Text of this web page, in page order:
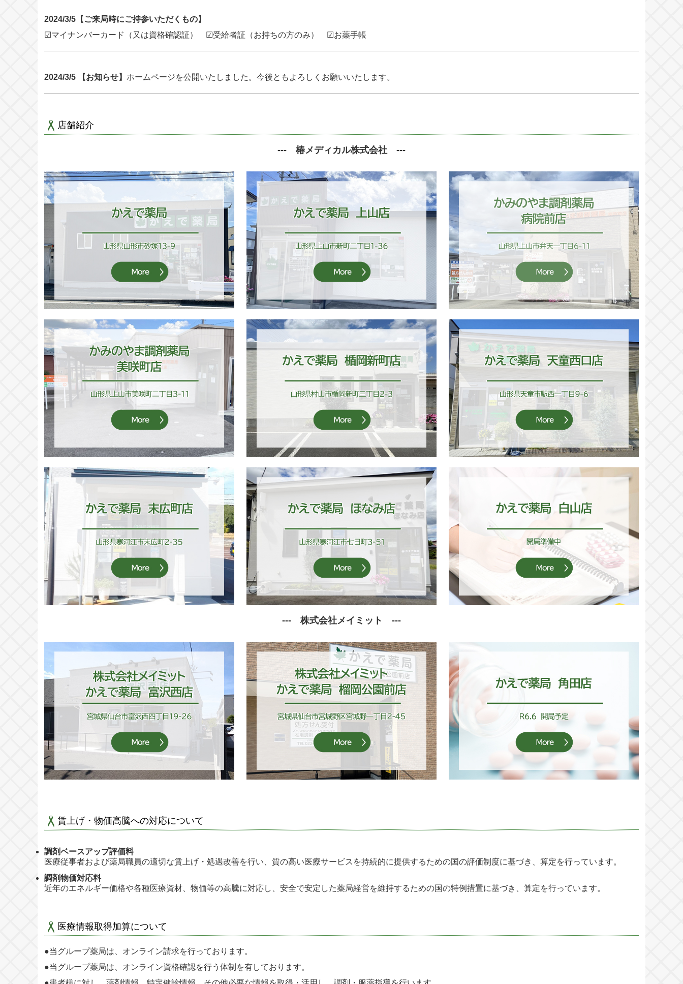
2024/3/5【ご来局時にご持参いただくもの】
☑マイナンバーカード（又は資格確認証） ☑受給者証（お持ちの方のみ） ☑お薬手帳
2024/3/5 【お知らせ】 ホームページを公開いたしました。今後ともよろしくお願いいたします。
店舗紹介
--- 椿メディカル株式会社 ---
---株式会社メイミット ---
賃上げ・物価高騰への対応について
調剤ベースアップ評価料
医療従事者および薬局職員の適切な賃上げ・処遇改善を行い、質の高い医療サービスを持続的に提供するための国の評価制度に基づき、算定を行っています。
調剤物価対応料
近年のエネルギー価格や各種医療資材、物価等の高騰に対応し、安全で安定した薬局経営を維持するための国の特例措置に基づき、算定を行っています。
医療情報取得加算について
●当グループ薬局は、オンライン請求を行っております。
●当グループ薬局は、オンライン資格確認を行う体制を有しております。